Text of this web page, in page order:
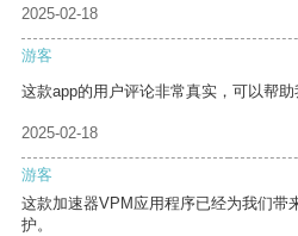
2025-02-18
游客
这款app的用户评论非常真实，可以帮助
2025-02-18
游客
这款加速器VPM应用程序已经为我们带
护。